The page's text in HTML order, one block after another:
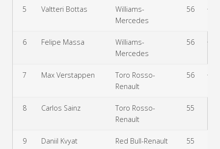
5 Valtteri Bottas
Williams-
Mercedes
56
6 Felipe Massa
Williams-
Mercedes
56
7 Max Verstappen
Toro Rosso-
Renault
56
8 Carlos Sainz
Toro Rosso-
Renault
55
9 Daniil Kvyat Red Bull-Renault 55